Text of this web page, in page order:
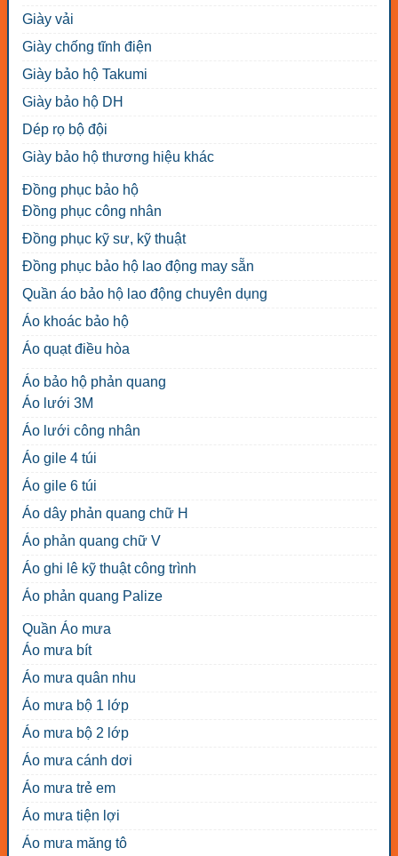
Giày vải
Giày chống tĩnh điện
Giày bảo hộ Takumi
Giày bảo hộ DH
Dép rọ bộ đội
Giày bảo hộ thương hiệu khác
Đồng phục bảo hộ
Đồng phục công nhân
Đồng phục kỹ sư, kỹ thuật
Đồng phục bảo hộ lao động may sẵn
Quần áo bảo hộ lao động chuyên dụng
Áo khoác bảo hộ
Áo quạt điều hòa
Áo bảo hộ phản quang
Áo lưới 3M
Áo lưới công nhân
Áo gile 4 túi
Áo gile 6 túi
Áo dây phản quang chữ H
Áo phản quang chữ V
Áo ghi lê kỹ thuật công trình
Áo phản quang Palize
Quần Áo mưa
Áo mưa bít
Áo mưa quân nhu
Áo mưa bộ 1 lớp
Áo mưa bộ 2 lớp
Áo mưa cánh dơi
Áo mưa trẻ em
Áo mưa tiện lợi
Áo mưa măng tô